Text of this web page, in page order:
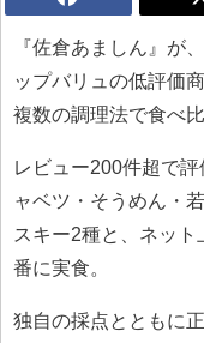
『佐倉あましん』が
ップバリュの低評価
複数の調理法で食べ
レビュー200件超で
ャベツ・そうめん・
スキー2種と、ネッ
番に実食。
独自の採点とともに